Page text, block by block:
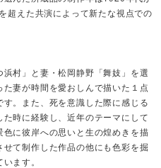
超えた共演によって新たな視点での
村」と妻・松岡静野「舞妓」を選
妻が時間を愛おしんで描いた１点
。また、死を意識した際に感じる
時に経験し、近年のテーマにして
に彼岸への思いと生の煌めきを描
て制作した作品の他にも色彩を掘
ます。